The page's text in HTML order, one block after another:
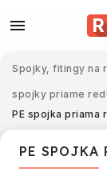
Spojky, fitingy na
spojky priame
PE spojka priama
PE SPOJKA